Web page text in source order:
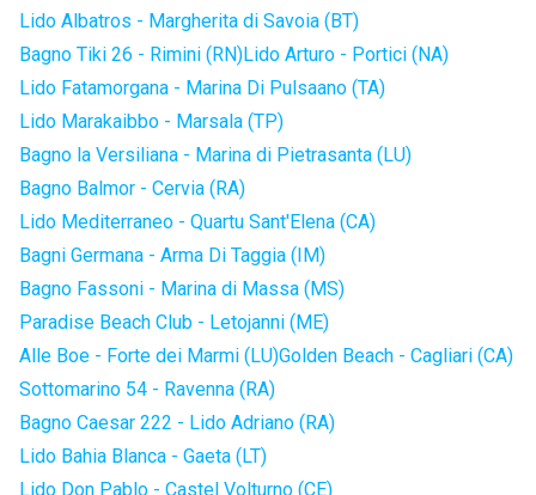
Lido Albatros - Margherita di Savoia (BT)
Bagno Tiki 26 - Rimini (RN)Lido Arturo - Portici (NA)
Lido Fatamorgana - Marina Di Pulsaano (TA)
Lido Marakaibbo - Marsala (TP)
Bagno la Versiliana - Marina di Pietrasanta (LU)
Bagno Balmor - Cervia (RA)
Lido Mediterraneo - Quartu Sant'Elena (CA)
Bagni Germana - Arma Di Taggia (IM)
Bagno Fassoni - Marina di Massa (MS)
Paradise Beach Club - Letojanni (ME)
Alle Boe - Forte dei Marmi (LU)Golden Beach - Cagliari (CA)
Sottomarino 54 - Ravenna (RA)
Bagno Caesar 222 - Lido Adriano (RA)
Lido Bahia Blanca - Gaeta (LT)
Lido Don Pablo - Castel Volturno (CE)